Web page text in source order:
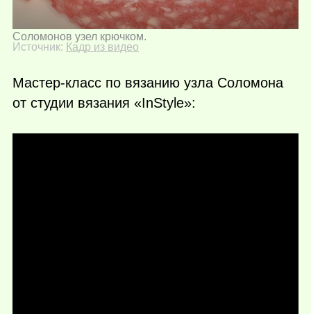
Соломонов узел крючком.
Источник: Кадр из видео
Мастер-класс по вязанию узла Соломона
от студии вязания «InStyle»: